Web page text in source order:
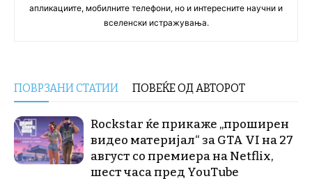
апликациите, мобилните телефони, но и интересните научни и
вселенски истражувања.
ПОВРЗАНИ СТАТИИ ПОВЕЌЕ ОД АВТОРОТ
Rockstar ќе прикаже „проширен
видео материјал“ за GTA VI на 27
август со премиера на Netflix,
шест часа пред YouTube